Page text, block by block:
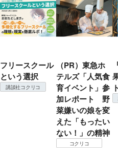
フリースクール
という選択
講談社コクリコ
（PR）東急ホ
テルズ「人気食
育イベント」参
加レポート 野
菜嫌いの娘を変
えた「もったい
ない！」の精神
コクリコ
ト